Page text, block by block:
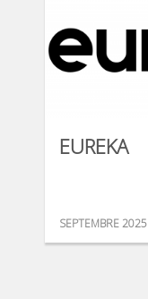
EUREKA
SEPTEMBRE 2025